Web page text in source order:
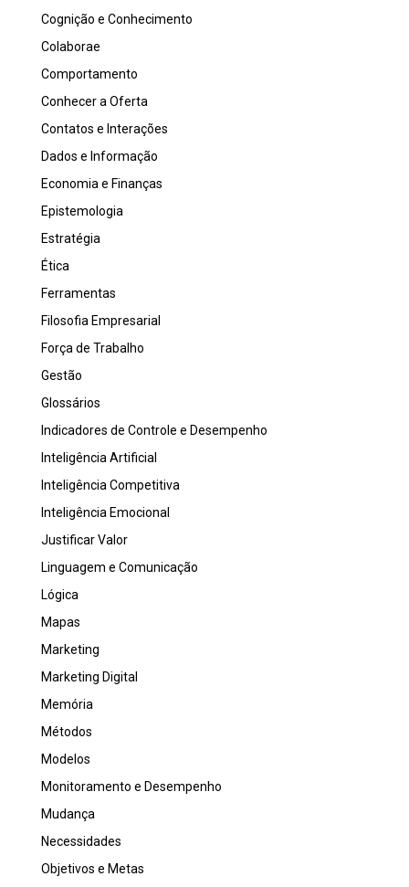
Cognição e Conhecimento
Colaborae
Comportamento
Conhecer a Oferta
Contatos e Interações
Dados e Informação
Economia e Finanças
Epistemologia
Estratégia
Ética
Ferramentas
Filosofia Empresarial
Força de Trabalho
Gestão
Glossários
Indicadores de Controle e Desempenho
Inteligência Artificial
Inteligência Competitiva
Inteligência Emocional
Justificar Valor
Linguagem e Comunicação
Lógica
Mapas
Marketing
Marketing Digital
Memória
Métodos
Modelos
Monitoramento e Desempenho
Mudança
Necessidades
Objetivos e Metas